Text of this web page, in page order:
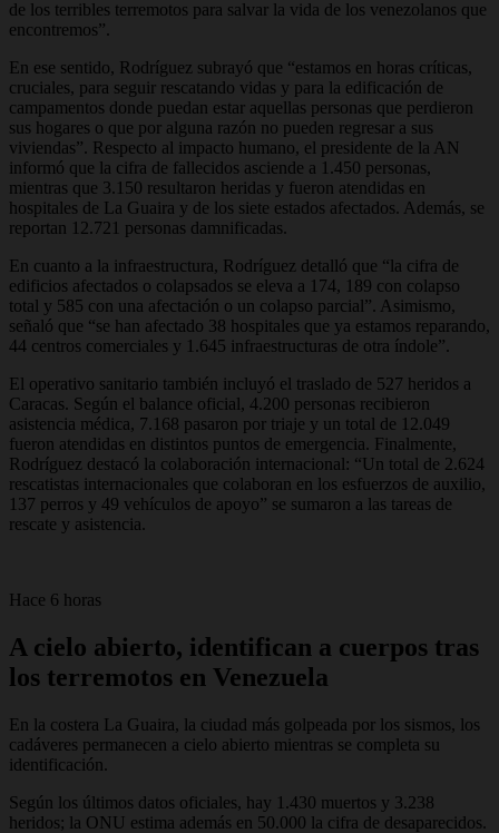
de los terribles terremotos para salvar la vida de los venezolanos que
encontremos”.
En ese sentido, Rodríguez subrayó que “estamos en horas críticas,
cruciales, para seguir rescatando vidas y para la edificación de
campamentos donde puedan estar aquellas personas que perdieron
sus hogares o que por alguna razón no pueden regresar a sus
viviendas”. Respecto al impacto humano, el presidente de la AN
informó que la cifra de fallecidos asciende a 1.450 personas,
mientras que 3.150 resultaron heridas y fueron atendidas en
hospitales de La Guaira y de los siete estados afectados. Además, se
reportan 12.721 personas damnificadas.
En cuanto a la infraestructura, Rodríguez detalló que “la cifra de
edificios afectados o colapsados se eleva a 174, 189 con colapso
total y 585 con una afectación o un colapso parcial”. Asimismo,
señaló que “se han afectado 38 hospitales que ya estamos reparando,
44 centros comerciales y 1.645 infraestructuras de otra índole”.
El operativo sanitario también incluyó el traslado de 527 heridos a
Caracas. Según el balance oficial, 4.200 personas recibieron
asistencia médica, 7.168 pasaron por triaje y un total de 12.049
fueron atendidas en distintos puntos de emergencia. Finalmente,
Rodríguez destacó la colaboración internacional: “Un total de 2.624
rescatistas internacionales que colaboran en los esfuerzos de auxilio,
137 perros y 49 vehículos de apoyo” se sumaron a las tareas de
rescate y asistencia.
Hace 6 horas
A cielo abierto, identifican a cuerpos tras
los terremotos en Venezuela
En la costera La Guaira, la ciudad más golpeada por los sismos, los
cadáveres permanecen a cielo abierto mientras se completa su
identificación.
Según los últimos datos oficiales, hay 1.430 muertos y 3.238
heridos; la ONU estima además en 50.000 la cifra de desaparecidos.